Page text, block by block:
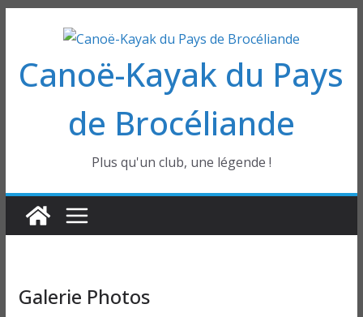
contenu
Canoë-Kayak du Pays
de Brocéliande
Plus qu'un club, une légende !
Galerie Photos